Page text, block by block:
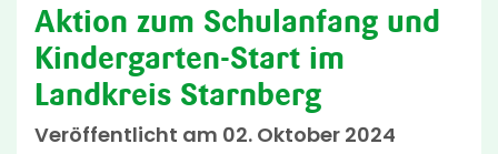
Aktion zum Schulanfang und
Kindergarten-Start im
Landkreis Starnberg
Veröffentlicht am 02. Oktober 2024